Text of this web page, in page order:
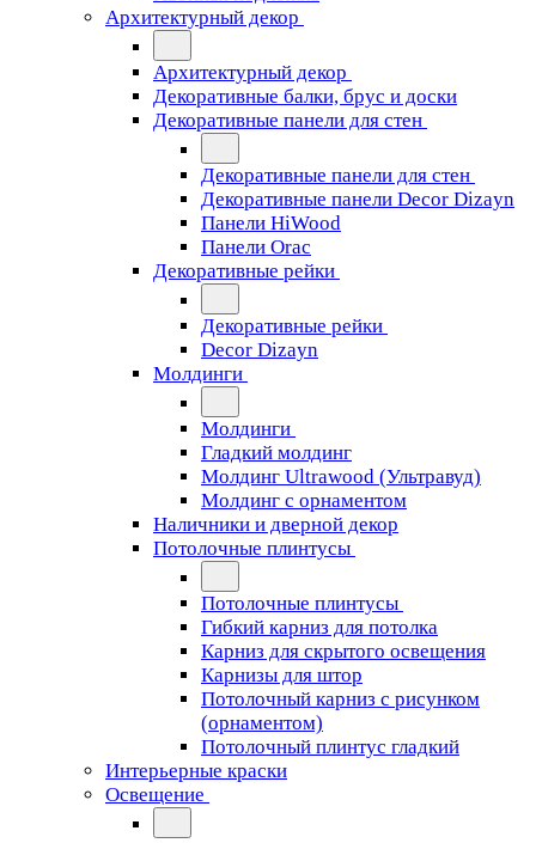
Архитектурный декор
Архитектурный декор
Декоративные балки, брус и доски
Декоративные панели для стен
Декоративные панели для стен
Декоративные панели Decor Dizayn
Панели HiWood
Панели Orac
Декоративные рейки
Декоративные рейки
Decor Dizayn
Молдинги
Молдинги
Гладкий молдинг
Молдинг Ultrawood (Ультравуд)
Молдинг с орнаментом
Наличники и дверной декор
Потолочные плинтусы
Потолочные плинтусы
Гибкий карниз для потолка
Карниз для скрытого освещения
Карнизы для штор
Потолочный карниз с рисунком
(орнаментом)
Потолочный плинтус гладкий
Интерьерные краски
Освещение